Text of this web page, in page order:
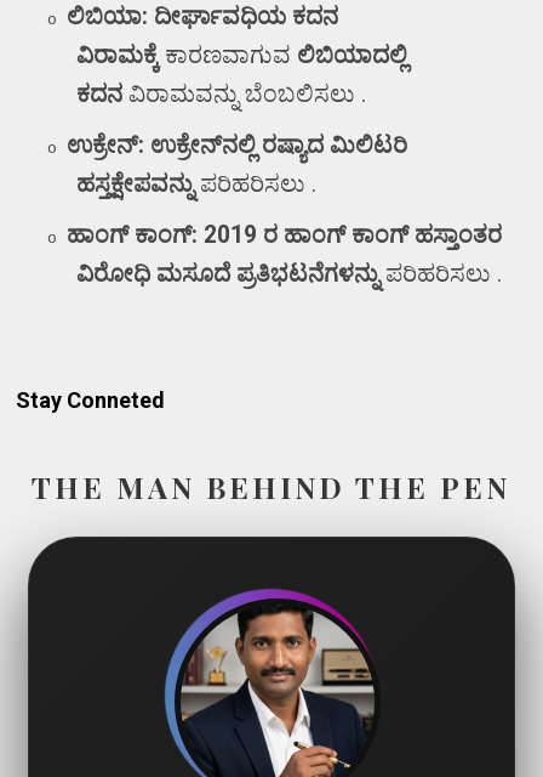
o ಲಿಬಿಯಾ: ದೀರ್ಘಾವಧಿಯ ಕದನ
ವಿರಾಮಕ್ಕೆ ಕಾರಣವಾಗುವ ಲಿಬಿಯಾದಲ್ಲಿ
ಕದನ ವಿರಾಮವನ್ನು ಬೆಂಬಲಿಸಲು .
o ಉಕ್ರೇನ್: ಉಕ್ರೇನ್‌ನಲ್ಲಿ ರಷ್ಯಾದ ಮಿಲಿಟರಿ
ಹಸ್ತಕ್ಷೇಪವನ್ನು ಪರಿಹರಿಸಲು .
o ಹಾಂಗ್ ಕಾಂಗ್: 2019 ರ ಹಾಂಗ್ ಕಾಂಗ್ ಹಸ್ತಾಂತರ
ವಿರೋಧಿ ಮಸೂದೆ ಪ್ರತಿಭಟನೆಗಳನ್ನು ಪರಿಹರಿಸಲು .
Stay Conneted
THE MAN BEHIND THE PEN